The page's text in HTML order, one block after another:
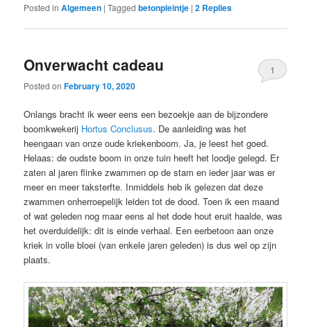
Posted in Algemeen |Tagged betonpleintje |2 Replies
Onverwacht cadeau
Posted onFebruary 10, 2020
1
Onlangs bracht ik weer eens een bezoekje aan de bijzondere
boomkwekerij Hortus Conclusus. De aanleiding was het
heengaan van onze oude kriekenboom. Ja, je leest het goed.
Helaas: de oudste boom in onze tuin heeft het loodje gelegd. Er
zaten al jaren flinke zwammen op de stam en ieder jaar was er
meer en meer taksterfte. Inmiddels heb ik gelezen dat deze
zwammen onherroepelijk leiden tot de dood. Toen ik een maand
of wat geleden nog maar eens al het dode hout eruit haalde, was
het overduidelijk: dit is einde verhaal. Een eerbetoon aan onze
kriek in volle bloei (van enkele jaren geleden) is dus wel op zijn
plaats.